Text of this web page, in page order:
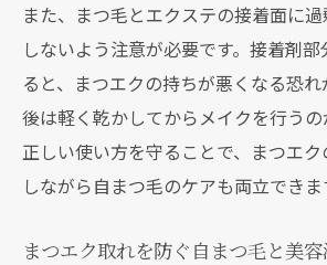
また、まつ毛とエクステの接着面に
しないよう注意が必要です。接着剤
ると、まつエクの持ちが悪くなる恐
後は軽く乾かしてからメイクを行うの
正しい使い方を守ることで、まつエ
しながら自まつ毛のケアも両立できま
まつエク取れを防ぐ自まつ毛と美